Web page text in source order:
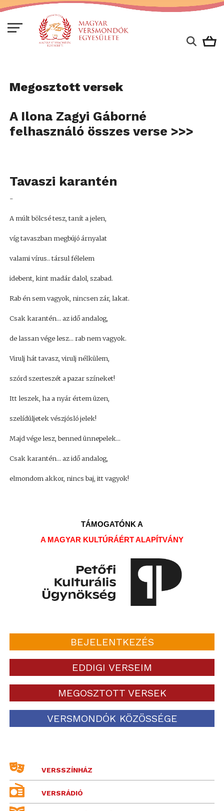
Megosztott versek
A Ilona Zagyi Gáborné
felhasználó összes verse >>>
Tavaszi karantén
-
A múlt bölcsé tesz, tanít a jelen,
víg tavaszban megbújó árnyalat
valami vírus.. társul félelem
idebent, kint madár dalol, szabad.
Rab én sem vagyok, nincsen zár, lakat.
Csak karantén... az idő andalog,
de lassan vége lesz... rab nem vagyok.
Virulj hát tavasz, virulj nélkülem,
szórd szerteszét a pazar színeket!
Itt leszek, ha a nyár értem üzen,
szelídüljetek vészjósló jelek!
Majd vége lesz, benned ünnepelek...
Csak karantén... az idő andalog,
elmondom akkor, nincs baj, itt vagyok!
TÁMOGATÓNK A
A MAGYAR KULTÚRÁÉRT ALAPÍTVÁNY
BEJELENTKEZÉS
EDDIGI VERSEIM
MEGOSZTOTT VERSEK
VERSMONDÓK KÖZÖSSÉGE
VERSSZÍNHÁZ
VERSRÁDIÓ